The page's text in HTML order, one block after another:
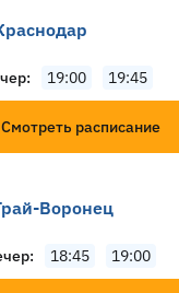
19:00 19:45
Смотреть расписание
Воронец
18:45 19:00